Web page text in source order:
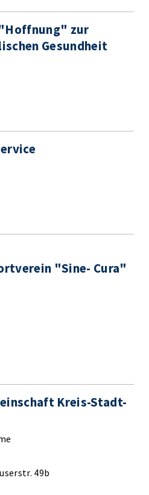
zur
Gesundheit
"Sine- Cura"
Kreis-Stadt-
49b